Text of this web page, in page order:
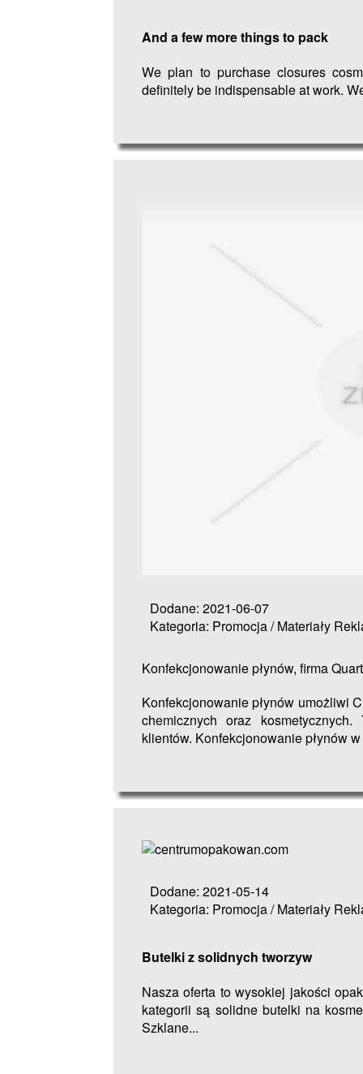
And a few more things to pack
We plan to purchase closures
definitely be indispensable at work.
Dodane: 2021-06-07
Kategoria: Promocja / Materiały
Konfekcjonowanie płynów, firma
Konfekcjonowanie płynów umożliwi
chemicznych oraz
klientów. Konfekcjonowanie płynów
Dodane: 2021-05-14
Kategoria: Promocja / Materiały
Butelki z solidnych tworzyw
Nasza oferta to wysokiej jakości
kategorii są solidne butelki na
Szklane...